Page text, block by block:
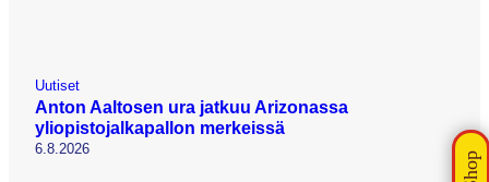
Uutiset
Anton Aaltosen ura jatkuu Arizonassa
yliopistojalkapallon merkeissä
6.8.2026